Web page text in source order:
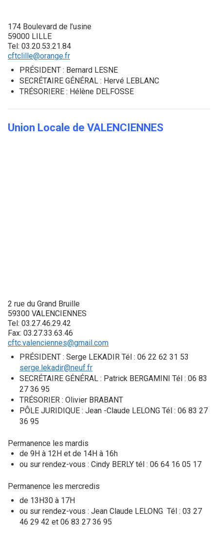
174 Boulevard de l’usine
59000 LILLE
Tel: 03.20.53.21.84
cftclille@orange.fr
PRÉSIDENT : Bernard LESNE
SECRÉTAIRE GÉNÉRAL : Hervé LEBLANC
TRÉSORIERE : Hélène DELFOSSE
Union Locale de VALENCIENNES
2 rue du Grand Bruille
59300 VALENCIENNES
Tel: 03.27.46.29.42
Fax: 03.27.33.63.46
cftc.valenciennes@gmail.com
PRÉSIDENT : Serge LEKADIR Tél : 06 22 62 31 53
serge.lekadir@neuf.fr
SECRÉTAIRE GÉNÉRAL : Patrick BERGAMINI Tél : 06 83
27 36 95
TRÉSORIER : Olivier BRABANT
PÔLE JURIDIQUE : Jean -Claude LELONG Tél : 06 83 27
36 95
Permanence les mardis
de 9H à 12H et de 14H à 16h
ou sur rendez-vous : Cindy BERLY tél : 06 64 16 05 17
Permanence les mercredis
de 13H30 à 17H
ou sur rendez-vous : Jean Claude LELONG Tél : 03 27
46 29 42 et 06 83 27 36 95